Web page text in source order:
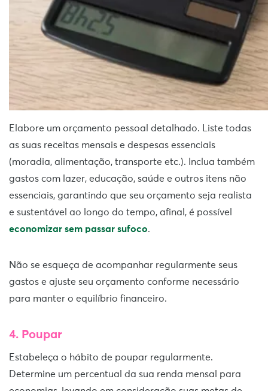
Elabore um orçamento pessoal detalhado. Liste todas
as suas receitas mensais e despesas essenciais
(moradia, alimentação, transporte etc.). Inclua também
gastos com lazer, educação, saúde e outros itens não
essenciais, garantindo que seu orçamento seja realista
e sustentável ao longo do tempo, afinal, é possível
economizar sem passar sufoco.
Não se esqueça de acompanhar regularmente seus
gastos e ajuste seu orçamento conforme necessário
para manter o equilíbrio financeiro.
4. Poupar
Estabeleça o hábito de poupar regularmente.
Determine um percentual da sua renda mensal para